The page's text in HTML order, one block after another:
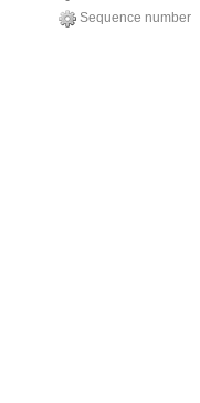
Sequence number